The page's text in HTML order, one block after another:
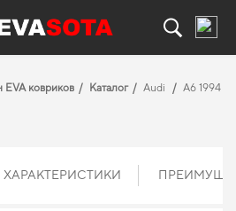
EVA ковриков Каталог Audi
A6 1994
ХАРАКТЕРИСТИКИ